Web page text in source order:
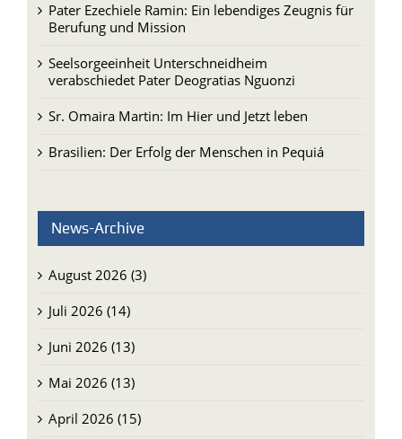
Pater Ezechiele Ramin: Ein lebendiges Zeugnis für
Berufung und Mission
Seelsorgeeinheit Unterschneidheim
verabschiedet Pater Deogratias Nguonzi
Sr. Omaira Martin: Im Hier und Jetzt leben
Brasilien: Der Erfolg der Menschen in Pequiá
News-Archive
August 2026 (3)
Juli 2026 (14)
Juni 2026 (13)
Mai 2026 (13)
April 2026 (15)